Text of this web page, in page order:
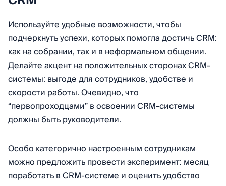
Используйте удобные возможности, чтобы
подчеркнуть успехи, которых помогла достичь CRM:
как на собрании, так и в неформальном общении.
Делайте акцент на положительных сторонах CRM-
системы: выгоде для сотрудников, удобстве и
скорости работы. Очевидно, что
“первопроходцами” в освоении CRM-системы
должны быть руководители.
Особо категорично настроенным сотрудникам
можно предложить провести эксперимент: месяц
поработать в CRM-системе и оценить удобство